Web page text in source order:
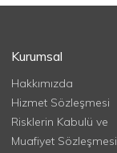
Kurumsal
Hakkımızda
Hizmet Sözleşmesi
Risklerin Kabulü ve
Muafiyet Sözleşmesi